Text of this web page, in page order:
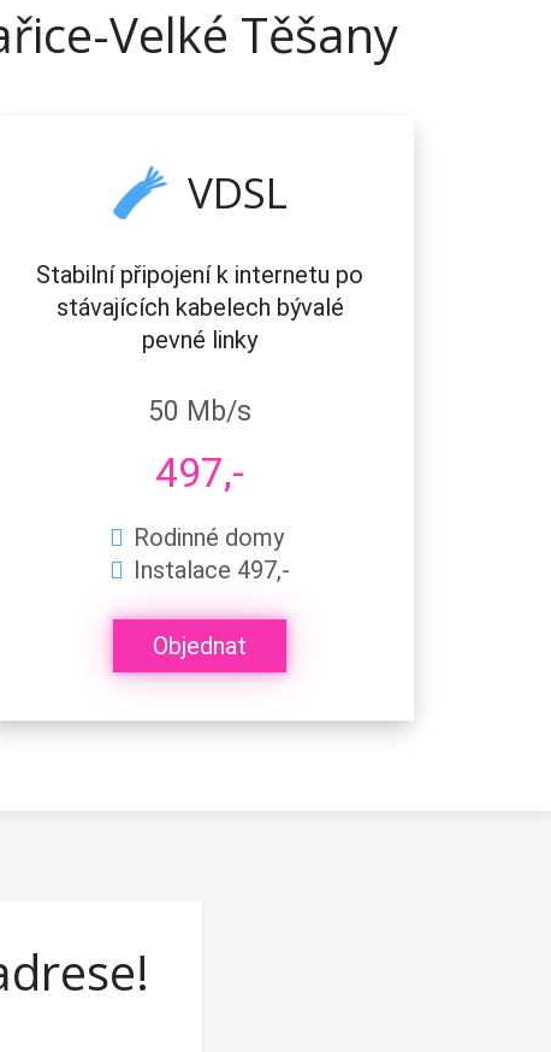
Velké Těšany
VDSL
Stabilní připojení k internetu po
stávajících kabelech bývalé
pevné linky
50 Mb/s
497,-
Rodinné domy
Instalace 497,-
Objednat